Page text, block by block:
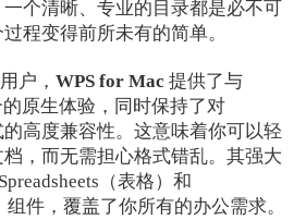
个清晰、专业的目录都是必不可
程变得前所未有的简单。
户，WPS for Mac 提供了与
的原生体验，同时保持了对
高度兼容性。这意味着你可以轻
，而无需担心格式错乱。其强大
（表格）和
组件，覆盖了你所有的办公需求。